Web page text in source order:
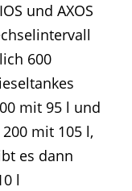
und AXOS
600
mit 95 l und
200 mit 105 l,
es dann
l